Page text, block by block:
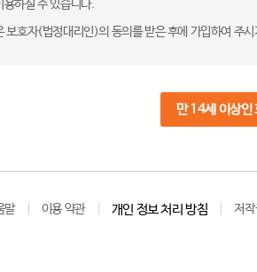
용하실 수 있습니다.
보호자(법정대리인)의 동의를 받은 후에 가입하여 주
만 14세 이상인
말 이용 약관 개인 정보 처리 방침 저